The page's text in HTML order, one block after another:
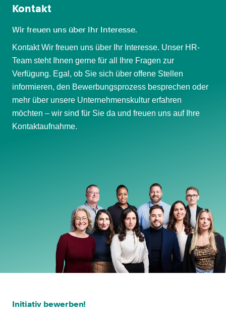
Kontakt
Wir freuen uns über Ihr Interesse.
Kontakt Wir freuen uns über Ihr Interesse. Unser HR-
Team steht Ihnen gerne für all Ihre Fragen zur
Verfügung. Egal, ob Sie sich über offene Stellen
informieren, den Bewerbungsprozess besprechen oder
mehr über unsere Unternehmenskultur erfahren
möchten – wir sind für Sie da und freuen uns auf Ihre
Kontaktaufnahme.
Initiativ bewerben!